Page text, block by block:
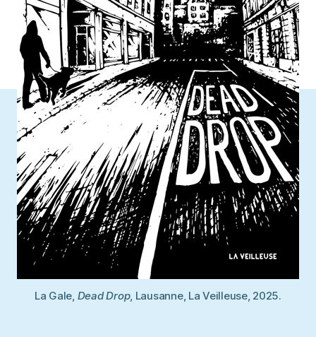
La Gale, Dead Drop, Lausanne, La Veilleuse, 2025.